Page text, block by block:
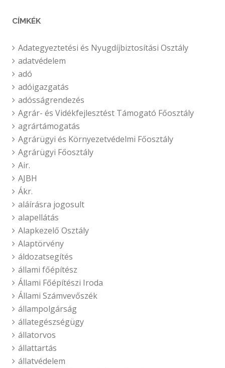
CÍMKÉK
Adategyeztetési és Nyugdíjbiztosítási Osztály
adatvédelem
adó
adóigazgatás
adósságrendezés
Agrár- és Vidékfejlesztést Támogató Főosztály
agrártámogatás
Agrárügyi és Környezetvédelmi Főosztály
Agrárügyi Főosztály
Air.
AJBH
Ákr.
aláírásra jogosult
alapellátás
Alapkezelő Osztály
Alaptörvény
áldozatsegítés
állami főépítész
Állami Főépítészi Iroda
Állami Számvevőszék
állampolgárság
állategészségügy
állatorvos
állattartás
állatvédelem